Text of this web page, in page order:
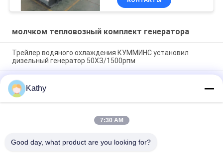
конструкции
молчком тепловозный комплект генератора
Трейлер водяного охлаждения КУММИНС установил
дизельный генератор 50ХЗ/1500рпм
Генератор 3 проводов участка 4 установленный
трейлером дизельный, звукоизоляционный дизельный
набор генератора
Дождь - набор генератора доказательства
установленный трейлером дизельный с двигателем ОЭМ
Kathy
7:30 AM
Good day, what product are you looking for?